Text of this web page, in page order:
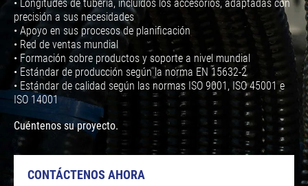
• Longitudes de tubería, incluidos los accesorios, adaptadas con
precisión a sus necesidades
• Apoyo en sus procesos de planificación
• Red de ventas mundial
• Formación sobre productos y soporte a nivel mundial
• Estándar de producción según la norma EN 15632-2
• Estándar de calidad según las normas ISO 9001, ISO 45001 e
ISO 14001
Cuéntenos su proyecto.
CONTÁCTENOS AHORA